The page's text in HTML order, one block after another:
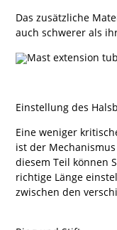
Das zusätzliche
auch schwerer als
Einstellung des
Eine weniger
ist der
diesem Teil können
richtige Länge
zwischen den